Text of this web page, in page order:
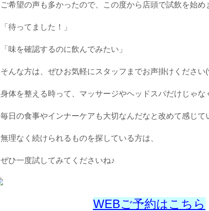
ご希望の声も多かったので、この度から店頭で試飲を始め
「待ってました！」
「味を確認するのに飲んでみたい」
そんな方は、ぜひお気軽にスタッフまでお声掛けください
身体を整える時って、マッサージやヘッドスパだけじゃな
毎日の食事やインナーケアも大切なんだなと改めて感じて
無理なく続けられるものを探している方は、
ぜひ一度試してみてくださいね♪
WEBご予約はこちら